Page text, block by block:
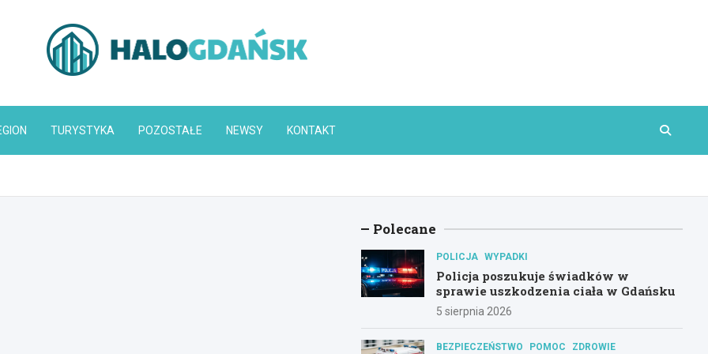
HaloGdańsk.pl
TURYSTYKA POZOSTAŁE NEWSY KONTAKT
Polecane
POLICJA WYPADKI
Policja poszukuje świadków w
sprawie uszkodzenia ciała w Gdańsku
5 sierpnia 2026
BEZPIECZEŃSTWO POMOC ZDROWIE